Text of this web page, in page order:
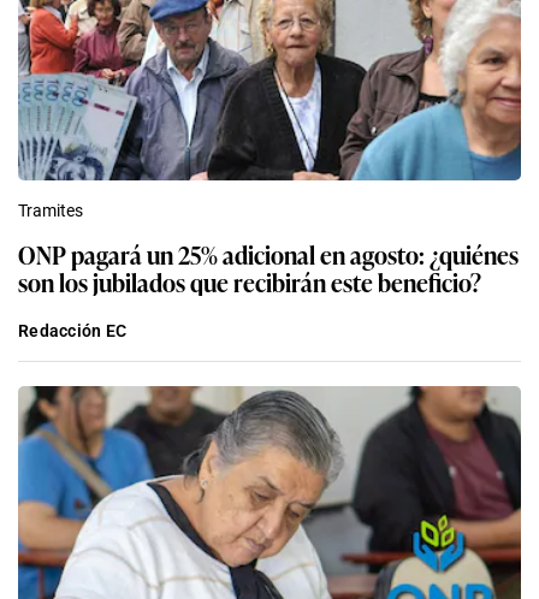
Tramites
ONP pagará un 25% adicional en agosto: ¿quiénes
son los jubilados que recibirán este beneficio?
Redacción EC